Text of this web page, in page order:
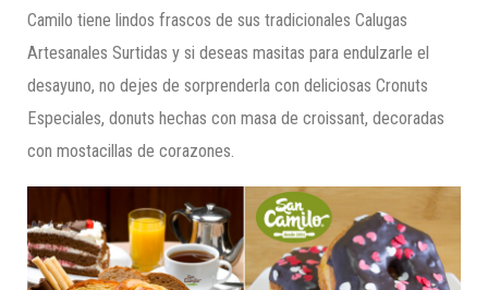
Camilo tiene lindos frascos de sus tradicionales Calugas
Artesanales Surtidas y si deseas masitas para endulzarle el
desayuno, no dejes de sorprenderla con deliciosas Cronuts
Especiales, donuts hechas con masa de croissant, decoradas
con mostacillas de corazones.